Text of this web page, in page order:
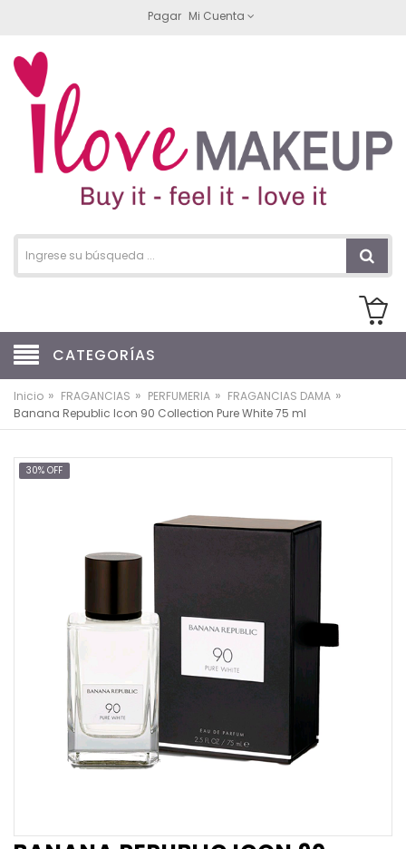
Pagar Mi Cuenta
CATEGORÍAS
Inicio » FRAGANCIAS » PERFUMERIA » FRAGANCIAS DAMA »
Banana Republic Icon 90 Collection Pure White 75 ml
30% OFF